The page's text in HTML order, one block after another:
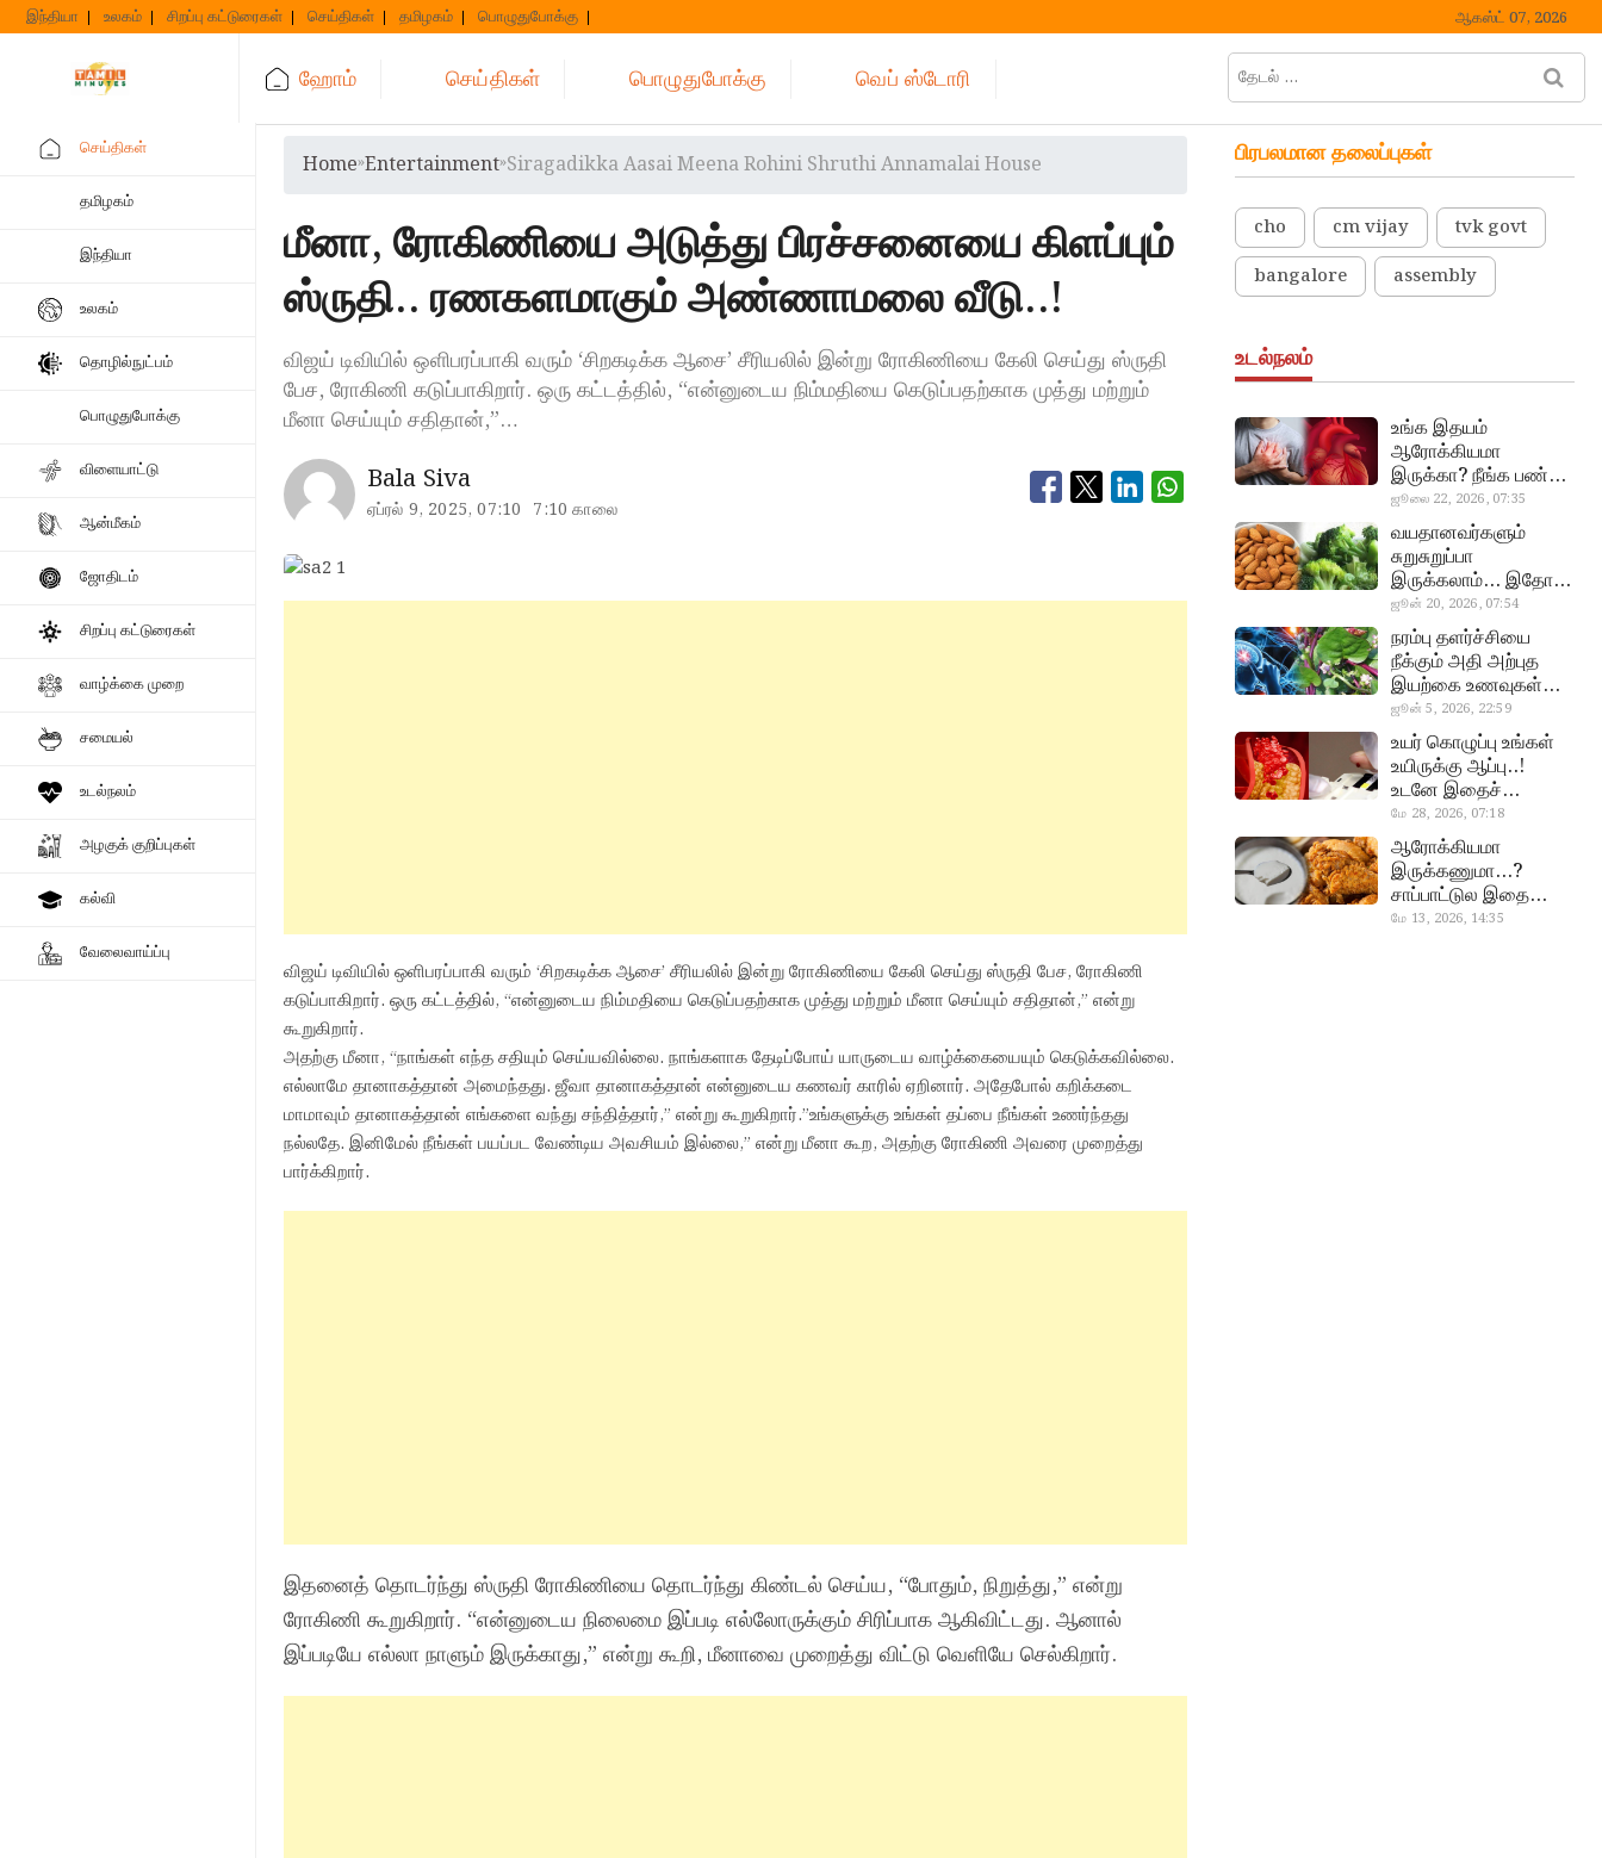
Skip
to
இந்தியா உலகம் சிறப்பு கட்டுரைகள் செய்திகள் தமிழகம் பொழுதுபோக்கு ஆகஸ்ட் 07, 2026
ஹோம் செய்திகள் பொழுதுபோக்கு வெப் ஸ்டோரி
தேடல்
… M
செய்திகள்
தமிழகம்
இந்தியா
உலகம்
தொழில்நுட்பம்
பொழுதுபோக்கு
விளையாட்டு
ஆன்மீகம்
ஜோதிடம்
சிறப்பு கட்டுரைகள்
வாழ்க்கை முறை
சமையல்
உடல்நலம்
அழகுக் குறிப்புகள்
கல்வி
வேலைவாய்ப்பு
Home»Entertainment»Siragadikka Aasai Meena Rohini Shruthi Annamalai House
மீனா, ரோகிணியை அடுத்து பிரச்சனையை கிளப்பும்
ஸ்ருதி.. ரணகளமாகும் அண்ணாமலை வீடு..!
விஜய் டிவியில் ஒளிபரப்பாகி வரும் ‘சிறகடிக்க ஆசை’ சீரியலில் இன்று ரோகிணியை கேலி செய்து ஸ்ருதி
பேச, ரோகிணி கடுப்பாகிறார். ஒரு கட்டத்தில், “என்னுடைய நிம்மதியை கெடுப்பதற்காக முத்து மற்றும்
மீனா செய்யும் சதிதான்,”…
Bala Siva
ஏப்ரல் 9, 2025, 07:10 7:10 காலை
விஜய் டிவியில் ஒளிபரப்பாகி வரும் ‘சிறகடிக்க ஆசை’ சீரியலில் இன்று ரோகிணியை கேலி செய்து ஸ்ருதி பேச, ரோகிணி
கடுப்பாகிறார். ஒரு கட்டத்தில், “என்னுடைய நிம்மதியை கெடுப்பதற்காக முத்து மற்றும் மீனா செய்யும் சதிதான்,” என்று
கூறுகிறார்.
அதற்கு மீனா, “நாங்கள் எந்த சதியும் செய்யவில்லை. நாங்களாக தேடிப்போய் யாருடைய வாழ்க்கையையும் கெடுக்கவில்லை.
எல்லாமே தானாகத்தான் அமைந்தது. ஜீவா தானாகத்தான் என்னுடைய கணவர் காரில் ஏறினார். அதேபோல் கறிக்கடை
மாமாவும் தானாகத்தான் எங்களை வந்து சந்தித்தார்,” என்று கூறுகிறார்.”உங்களுக்கு உங்கள் தப்பை நீங்கள் உணர்ந்தது
நல்லதே. இனிமேல் நீங்கள் பயப்பட வேண்டிய அவசியம் இல்லை,” என்று மீனா கூற, அதற்கு ரோகிணி அவரை முறைத்து
பார்க்கிறார்.
இதனைத் தொடர்ந்து ஸ்ருதி ரோகிணியை தொடர்ந்து கிண்டல் செய்ய, “போதும், நிறுத்து,” என்று
ரோகிணி கூறுகிறார். “என்னுடைய நிலைமை இப்படி எல்லோருக்கும் சிரிப்பாக ஆகிவிட்டது. ஆனால்
இப்படியே எல்லா நாளும் இருக்காது,” என்று கூறி, மீனாவை முறைத்து விட்டு வெளியே செல்கிறார்.
பிரபலமான தலைப்புகள்
cho cm vijay
tvk govt
bangalore
assembly
உடல்நலம்
உங்க இதயம்
ஆரோக்கியமா
இருக்கா? நீங்க பண்ண
வேண்டிய எளிய 5
டெஸ்ட்!
ஜூலை 22, 2026, 07:35
வயதானவர்களும்
சுறுசுறுப்பா
இருக்கலாம்… இதோ
சூப்பர் உணவுகள்!
ஜூன் 20, 2026, 07:54
chi,
pasalaikeerai
நரம்பு தளர்ச்சியை
நீக்கும் அதி அற்புத
இயற்கை உணவுகள்…
தவற விட்டுறாதீங்க!
ஜூன் 5, 2026, 22:59
உயர் கொழுப்பு உங்கள்
உயிருக்கு ஆப்பு..!
உடனே இதைச்
செய்யுங்க!
மே 28, 2026, 07:18
ஆரோக்கியமா
இருக்கணுமா…?
சாப்பாட்டுல இதை
எல்லாம்
மே 13, 2026, 14:35